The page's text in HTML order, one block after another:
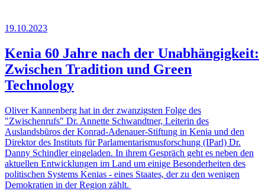
19.10.2023
Kenia 60 Jahre nach der Unabhängigkeit:
Zwischen Tradition und Green
Technology
Oliver Kannenberg hat in der zwanzigsten Folge des
"Zwischenrufs" Dr. Annette Schwandtner, Leiterin des
Auslandsbüros der Konrad-Adenauer-Stiftung in Kenia und den
Direktor des Instituts für Parlamentarismusforschung (IParl) Dr.
Danny Schindler eingeladen. In ihrem Gespräch geht es neben den
aktuellen Entwicklungen im Land um einige Besonderheiten des
politischen Systems Kenias - eines Staates, der zu den wenigen
Demokratien in der Region zählt.